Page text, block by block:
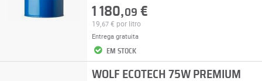
1 180,09 €
19, 67€ por litro
Entrega gratuita
EM STOCK
WOLF ECOTECH 75W PREMIUM